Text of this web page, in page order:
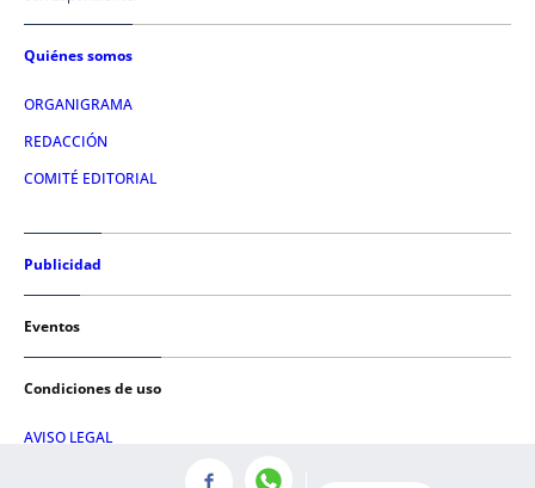
Quiénes somos
ORGANIGRAMA
REDACCIÓN
COMITÉ EDITORIAL
Publicidad
Eventos
Condiciones de uso
AVISO LEGAL